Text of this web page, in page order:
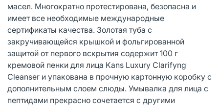
масел. Многократно протестирована, безопасна и
имеет все необходимые международные
сертификаты качества. Золотая туба с
закручивающейся крышкой и фольгированной
защитой от первого вскрытия содержит 100 г
кремовой пенки для лица Kans Luxury Clarifyng
Cleanser и упакована в прочную картонную коробку с
дополнительным слоем слюды. Умывалка для лица с
пептидами прекрасно сочетается с другими